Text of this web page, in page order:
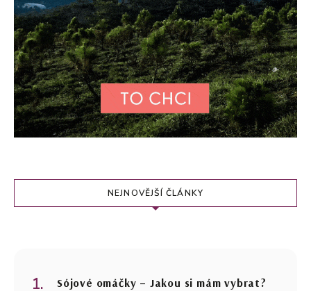
NEJNOVĚJŠÍ ČLÁNKY
Sójové omáčky – Jakou si mám vybrat?